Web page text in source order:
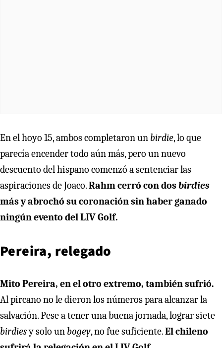
En el hoyo 15, ambos completaron un birdie, lo que
parecía encender todo aún más, pero un nuevo
descuento del hispano comenzó a sentenciar las
aspiraciones de Joaco.Rahm cerró con dosbirdies
más y abrochó su coronación sin haber ganado
ningún evento del LIV Golf.
Pereira, relegado
Mito Pereira, en el otro extremo, también sufrió.
Al pircano no le dieron los números para alcanzar la
salvación. Pese a tener una buena jornada, lograr siete
birdiesy solo un bogey, no fue suficiente.El chileno